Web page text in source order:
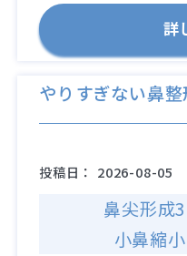
詳
やりすぎない鼻整
投稿日： 2026-08-05
鼻尖形成
小鼻縮